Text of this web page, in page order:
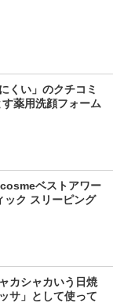
くい」のクチコミ
薬用洗顔フォーム
cosmeベストアワー
ック スリーピング
カシャカいう日焼
サ」として使って